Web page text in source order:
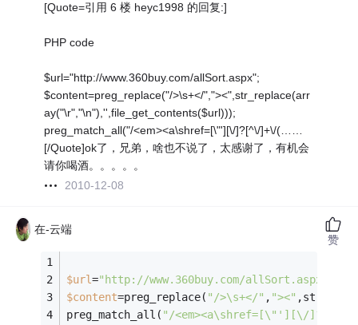
[Quote=引用 6 楼 heyc1998 的回复:]
PHP code
$url="http://www.360buy.com/allSort.aspx";
$content=preg_replace("/>\s+</","><",str_replace(arr
ay("\r","\n"),'',file_get_contents($url)));
preg_match_all("/<em><a\shref=[\"'][\/]?[^\/]+\/(……
[/Quote]ok了，兄弟，啥也不说了，太感谢了，有机会
请你喝酒。。。。。
2010-12-08
在-云端
$url="http://www.360buy.com/allSort.aspx"
$content=preg_replace( "/>\s+</" , "><"
preg_match_all( "/<em><a\shref=[\"'][\/]?[^\/
赞